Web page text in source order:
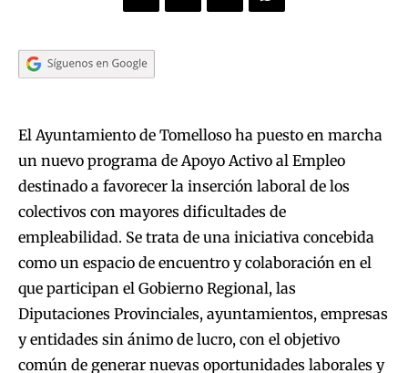
El Ayuntamiento de Tomelloso ha puesto en marcha
un nuevo programa de Apoyo Activo al Empleo
destinado a favorecer la inserción laboral de los
colectivos con mayores dificultades de
empleabilidad. Se trata de una iniciativa concebida
como un espacio de encuentro y colaboración en el
que participan el Gobierno Regional, las
Diputaciones Provinciales, ayuntamientos, empresas
y entidades sin ánimo de lucro, con el objetivo
común de generar nuevas oportunidades laborales y